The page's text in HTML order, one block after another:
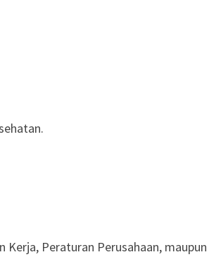
Peraturan Perusahaan, maupun